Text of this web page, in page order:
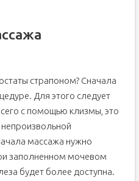
страпоном? Сначала
Для этого следует
с помощью клизмы, это
массажа нужно
заполненном мочевом
будет более доступна.